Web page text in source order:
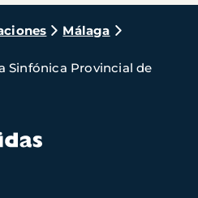
Málaga
Sinfónica Provincial de